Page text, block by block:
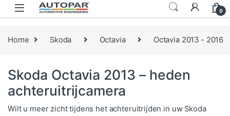
0
Home Skoda Octavia Octavia 2013 - 2016
Skoda Octavia 2013 – heden
achteruitrijcamera
Wilt u meer zicht tijdens het achteruitrijden in uw Skoda